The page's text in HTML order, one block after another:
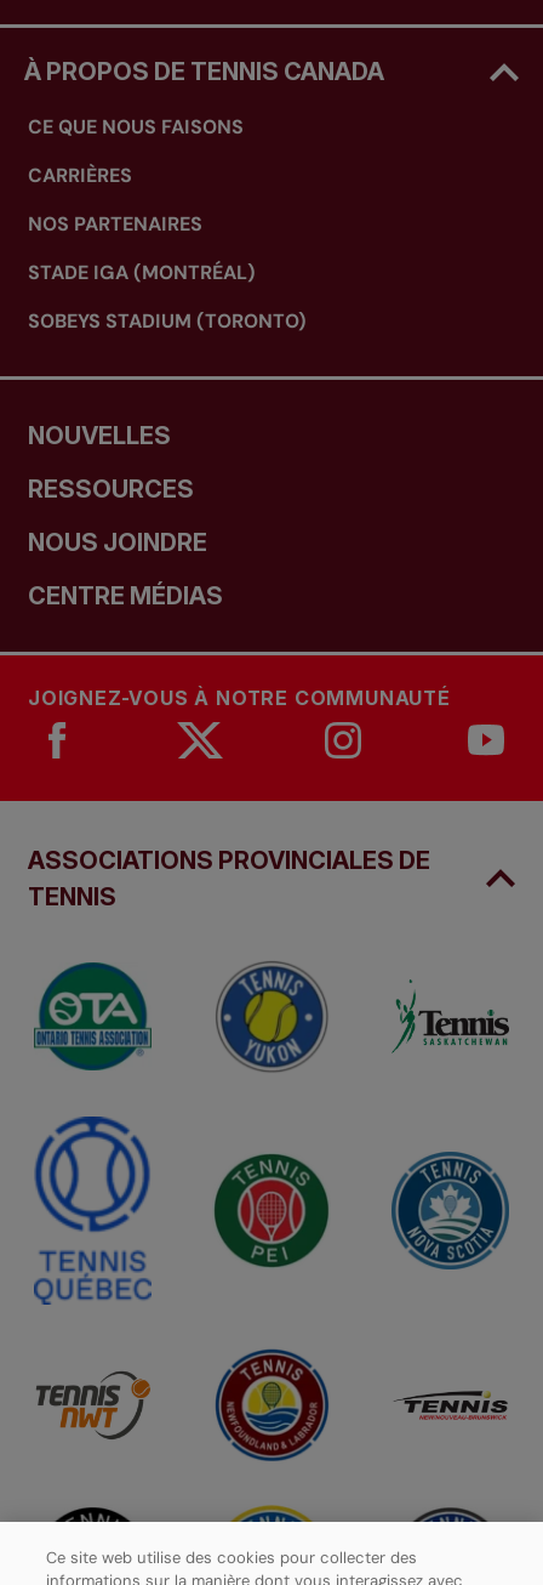
À PROPOS DE TENNIS CANADA
CE QUE NOUS FAISONS
CARRIÈRES
NOS PARTENAIRES
STADE IGA (MONTRÉAL)
SOBEYS STADIUM (TORONTO)
NOUVELLES
RESSOURCES
NOUS JOINDRE
CENTRE MÉDIAS
JOIGNEZ-VOUS À NOTRE COMMUNAUTÉ
ASSOCIATIONS PROVINCIALES DE
TENNIS
Ce site web utilise des cookies pour collecter des
informations sur la manière dont vous interagissez avec